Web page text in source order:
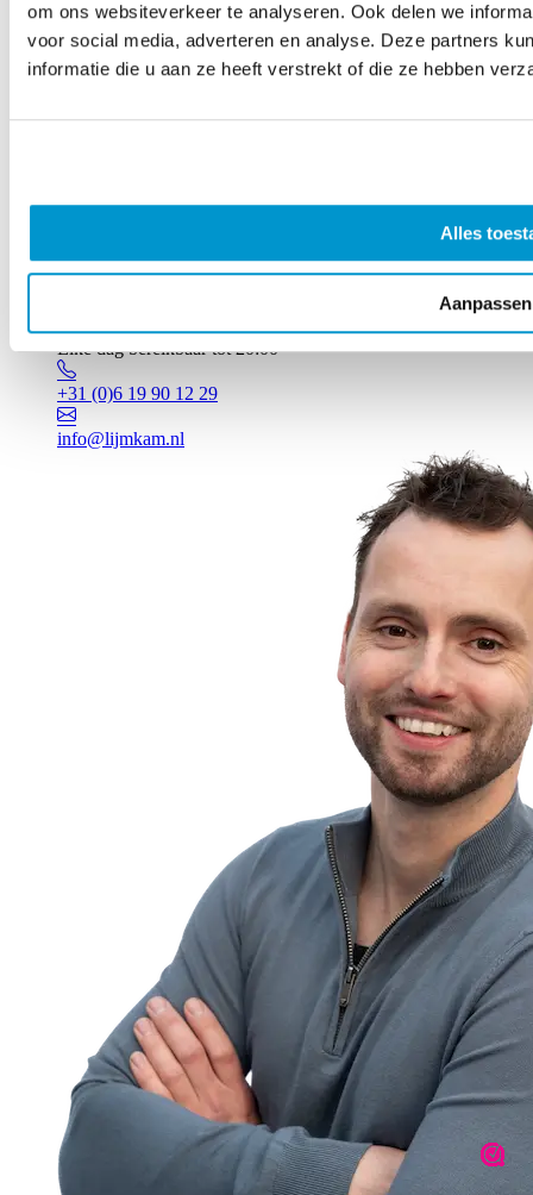
om ons websiteverkeer te analyseren. Ook delen we
voor social media, adverteren en analyse. Deze partners
informatie die u aan ze heeft verstrekt of die ze hebben
Alles
Aanpassen
Elke dag bereikbaar tot 20:00
+31 (0)6 19 90 12 29
info@lijmkam.nl